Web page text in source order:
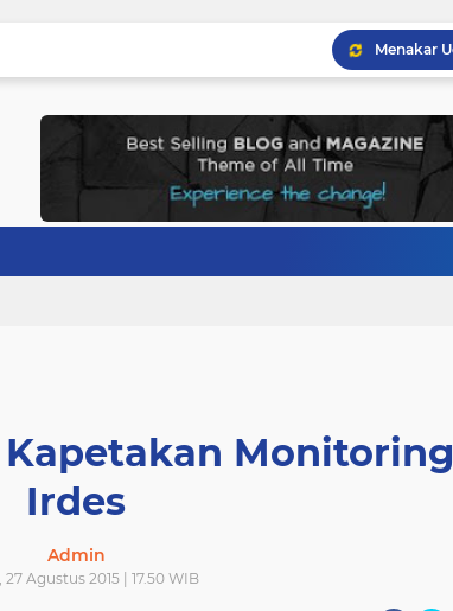
Kapetakan Monitoring
Irdes
Admin
27 Agustus 2015 | 17.50 WIB